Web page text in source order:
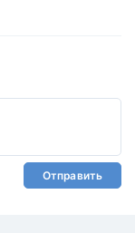
Отправить